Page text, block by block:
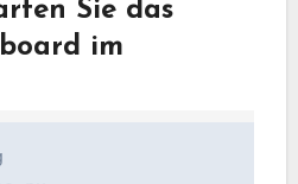
Sie das
im